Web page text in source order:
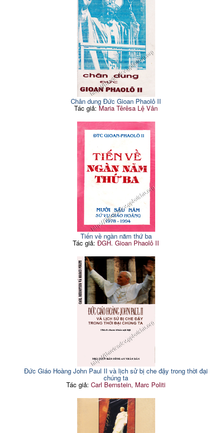
Chân dung Đức Gioan Phaolô II
Tác giả:Maria Têrêsa Lệ Vân
Tiến về ngàn năm thứ ba
Tác giả:ĐGH. Gioan Phaolô II
Đức Giáo Hoàng John Paul II và lịch sử bị che đậy trong thời đại
chúng ta
Tác giả:Carl Bernstein, Marc Politi